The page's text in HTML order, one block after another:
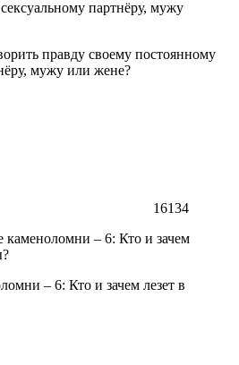
правду своему постоянному
мужу или жене?
16134
– 6: Кто и зачем лезет в